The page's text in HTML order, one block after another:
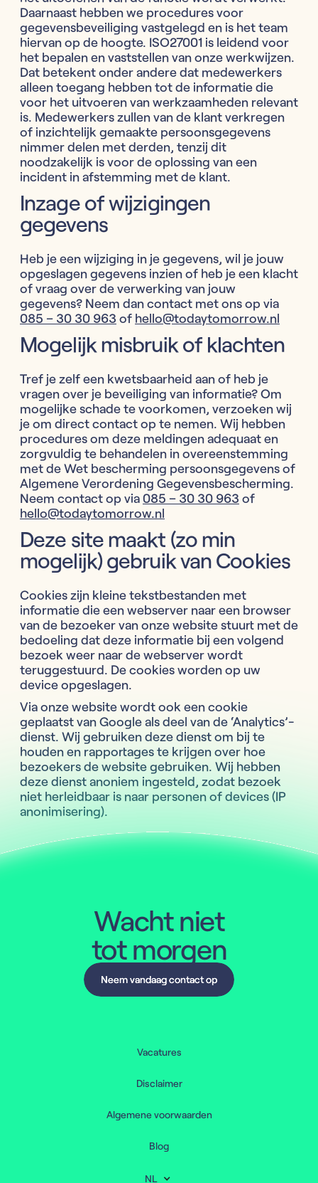
Daarnaast hebben we procedures voor
gegevensbeveiliging vastgelegd en is het team
hiervan op de hoogte. ISO27001 is leidend voor
het bepalen en vaststellen van onze werkwijzen.
Dat betekent onder andere dat medewerkers
alleen toegang hebben tot de informatie die
voor het uitvoeren van werkzaamheden relevant
is. Medewerkers zullen van de klant verkregen
of inzichtelijk gemaakte persoonsgegevens
nimmer delen met derden, tenzij dit
noodzakelijk is voor de oplossing van een
incident in afstemming met de klant.
Inzage of wijzigingen
gegevens
Heb je een wijziging in je gegevens, wil je jouw
opgeslagen gegevens inzien of heb je een klacht
of vraag over de verwerking van jouw
gegevens? Neem dan contact met ons op via
085 – 30 30 963 of hello@todaytomorrow.nl
Mogelijk misbruik of klachten
Tref je zelf een kwetsbaarheid aan of heb je
vragen over je beveiliging van informatie? Om
mogelijke schade te voorkomen, verzoeken wij
je om direct contact op te nemen. Wij hebben
procedures om deze meldingen adequaat en
zorgvuldig te behandelen in overeenstemming
met de Wet bescherming persoonsgegevens of
Algemene Verordening Gegevensbescherming.
Neem contact op via085 – 30 30 963 of
hello@todaytomorrow.nl
Deze site maakt (zo min
mogelijk) gebruik van Cookies
Cookies zijn kleine tekstbestanden met
informatie die een webserver naar een browser
van de bezoeker van onze website stuurt met de
bedoeling dat deze informatie bij een volgend
bezoek weer naar de webserver wordt
teruggestuurd. De cookies worden op uw
device opgeslagen.
Via onze website wordt ook een cookie
geplaatst van Google als deel van de ‘Analytics’-
dienst. Wij gebruiken deze dienst om bij te
houden en rapportages te krijgen over hoe
bezoekers de website gebruiken. Wij hebben
deze dienst anoniem ingesteld, zodat bezoek
niet herleidbaar is naar personen of devices (IP
anonimisering).
Wacht niet
tot morgen
Neem vandaag contact op
Neem vandaag contact op
Vacatures
Disclaimer
Algemene voorwaarden
Blog
NL